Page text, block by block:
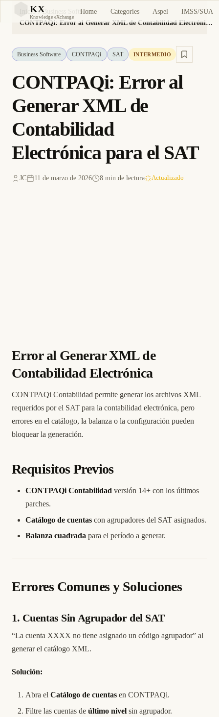
KX
Knowledge eXchange
Home Categories Aspel IMSS/SUA
Inicio
Business Software
CONTPAQi: Error al Generar XML de Contabilidad Electrónica para el SAT
Business Software CONTPAQi SAT INTERMEDIO
CONTPAQi: Error al
Generar XML de
Contabilidad
Electrónica para el SAT
JC 11 de marzo de 2026 8 min de lectura Actualizado
Error al Generar XML de
Contabilidad Electrónica
CONTPAQi Contabilidad permite generar los archivos XML
requeridos por el SAT para la contabilidad electrónica, pero
errores en el catálogo, la balanza o la configuración pueden
bloquear la generación.
Requisitos Previos
CONTPAQi Contabilidad versión 14+ con los últimos
parches.
Catálogo de cuentas con agrupadores del SAT asignados.
Balanza cuadrada para el período a generar.
Errores Comunes y Soluciones
1. Cuentas Sin Agrupador del SAT
“La cuenta XXXX no tiene asignado un código agrupador” al
generar el catálogo XML.
Solución:
Abra el Catálogo de cuentas en CONTPAQi.
Filtre las cuentas de último nivel sin agrupador.